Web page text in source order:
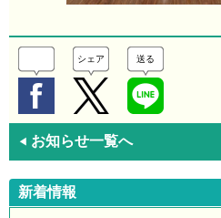
シェア 送る
◀ お知らせ一覧へ
新着情報